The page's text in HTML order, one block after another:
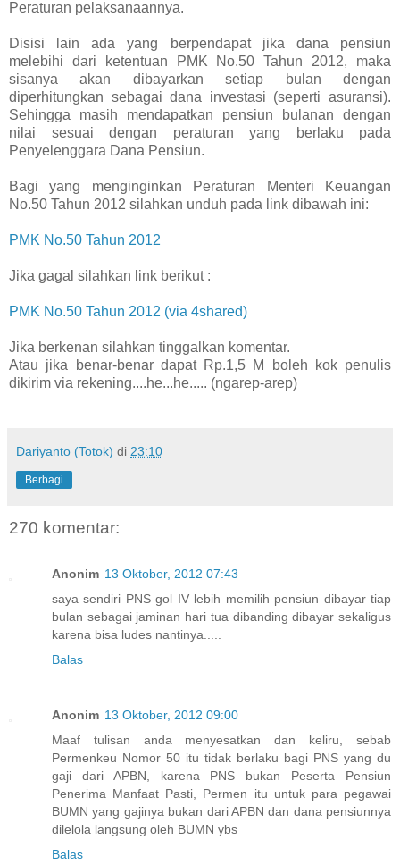
Peraturan pelaksanaannya.
Disisi lain ada yang berpendapat jika dana pensiun
melebihi dari ketentuan PMK No.50 Tahun 2012, maka
sisanya akan dibayarkan setiap bulan dengan
diperhitungkan sebagai dana investasi (seperti asuransi).
Sehingga masih mendapatkan pensiun bulanan dengan
nilai sesuai dengan peraturan yang berlaku pada
Penyelenggara Dana Pensiun.
Bagi yang menginginkan Peraturan Menteri Keuangan
No.50 Tahun 2012 silahkan unduh pada link dibawah ini:
PMK No.50 Tahun 2012
Jika gagal silahkan link berikut :
PMK No.50 Tahun 2012 (via 4shared)
Jika berkenan silahkan tinggalkan komentar.
Atau jika benar-benar dapat Rp.1,5 M boleh kok penulis
dikirim via rekening....he...he..... (ngarep-arep)
Dariyanto (Totok) di 23:10
Berbagi
270 komentar:
Anonim 13 Oktober, 2012 07:43
saya sendiri PNS gol IV lebih memilih pensiun dibayar tiap
bulan sebagai jaminan hari tua dibanding dibayar sekaligus
karena bisa ludes nantinya.....
Balas
Anonim 13 Oktober, 2012 09:00
Maaf tulisan anda menyesatkan dan keliru, sebab
Permenkeu Nomor 50 itu tidak berlaku bagi PNS yang du
gaji dari APBN, karena PNS bukan Peserta Pensiun
Penerima Manfaat Pasti, Permen itu untuk para pegawai
BUMN yang gajinya bukan dari APBN dan dana pensiunnya
dilelola langsung oleh BUMN ybs
Balas